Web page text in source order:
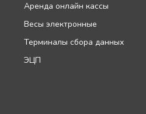
Аренда онлайн кассы
Весы электронные
Терминалы сбора данных
ЭЦП